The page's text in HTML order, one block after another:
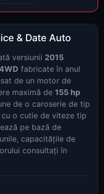
& Date Auto
versiunii 2015
fabricate în anul
de un motor de
maximă de 155 hp
de o caroserie de tip
o cutie de viteze tip
pe bază de
capacitățile de
consultați în